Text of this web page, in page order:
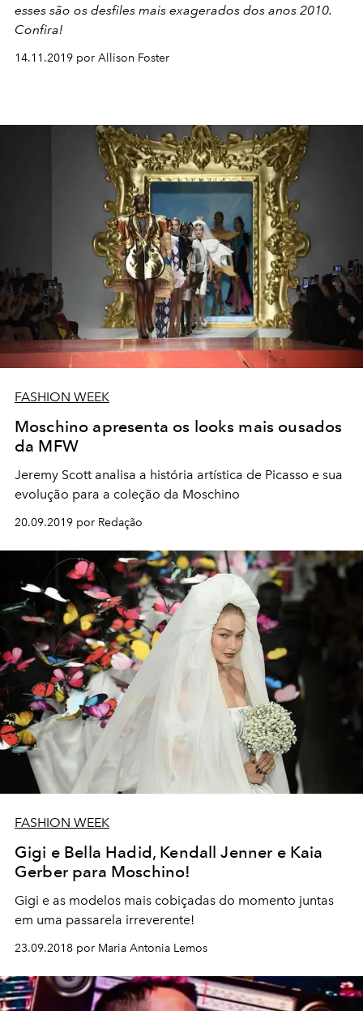
esses são os desfiles mais exagerados dos anos 2010.
Confira!
14.11.2019 por Allison Foster
FASHION WEEK
Moschino apresenta os looks mais ousados
da MFW
Jeremy Scott analisa a história artística de Picasso e sua
evolução para a coleção da Moschino
20.09.2019 por Redação
FASHION WEEK
Gigi e Bella Hadid, Kendall Jenner e Kaia
Gerber para Moschino!
Gigi e as modelos mais cobiçadas do momento juntas
em uma passarela irreverente!
23.09.2018 por Maria Antonia Lemos